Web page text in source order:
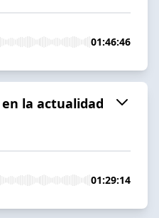
01:46:46
la actualidad
01:29:14